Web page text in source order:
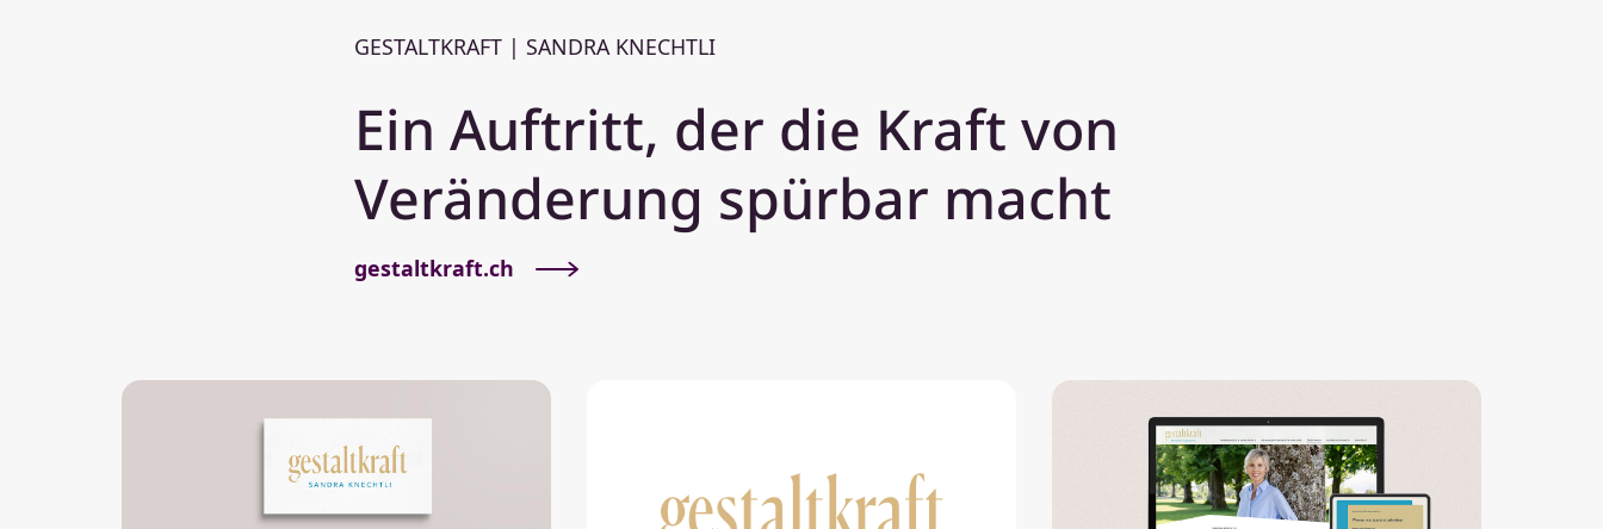
GESTALTKRAFT | SANDRA KNECHTLI
Ein Auftritt, der die Kraft von
Veränderung spürbar macht
gestaltkraft.ch